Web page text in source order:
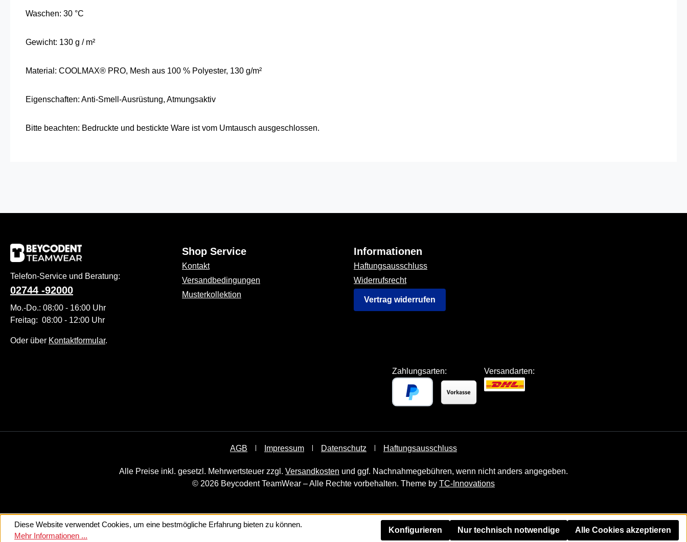
Waschen: 30 °C
Gewicht: 130 g / m²
Material: COOLMAX® PRO, Mesh aus 100 % Polyester, 130 g/m²
Eigenschaften: Anti-Smell-Ausrüstung, Atmungsaktiv
Bitte beachten: Bedruckte und bestickte Ware ist vom Umtausch ausgeschlossen.
Telefon-Service und Beratung:
02744 -92000
Mo.-Do.: 08:00 - 16:00 Uhr
Freitag: 08:00 - 12:00 Uhr
Oder über Kontaktformular.
Shop Service
Kontakt
Versandbedingungen
Musterkollektion
Informationen
Haftungsausschluss
Widerrufsrecht
Vertrag widerrufen
Zahlungsarten: Versandarten:
AGB Impressum Datenschutz Haftungsausschluss
Alle Preise inkl. gesetzl. Mehrwertsteuer zzgl. Versandkosten und ggf. Nachnahmegebühren, wenn nicht anders angegeben.
© 2026 Beycodent TeamWear – Alle Rechte vorbehalten. Theme by TC-Innovations
Diese Website verwendet Cookies, um eine bestmögliche Erfahrung bieten zu können.
Mehr Informationen ...
Nur technisch notwendige
Konfigurieren Alle Cookies akzeptieren